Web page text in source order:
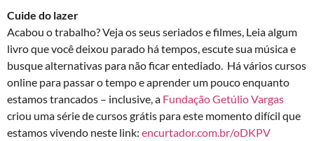
Cuide do lazer
Acabou o trabalho? Veja os seus seriados e filmes, Leia algum
livro que você deixou parado há tempos, escute sua música e
busque alternativas para não ficar entediado. Há vários cursos
online para passar o tempo e aprender um pouco enquanto
estamos trancados – inclusive, a Fundação Getúlio Vargas
criou uma série de cursos grátis para este momento difícil que
estamos vivendo neste link: encurtador.com.br/oDKPV